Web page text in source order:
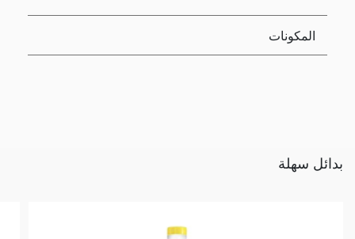
المكونات
بدائل سهلة